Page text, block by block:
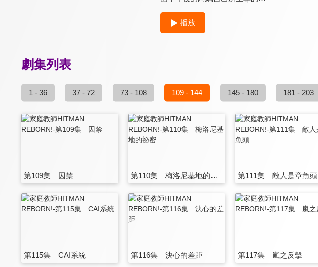
播放
劇集列表
1 - 36 37 - 72 73 - 108 109 - 144 145 - 180 181 - 203
第109集 囚禁 第110集 梅洛尼基地的祕密 第111集 敵人是章魚頭
第115集 CAI系統 第116集 決心的差距 第117集 嵐之反擊